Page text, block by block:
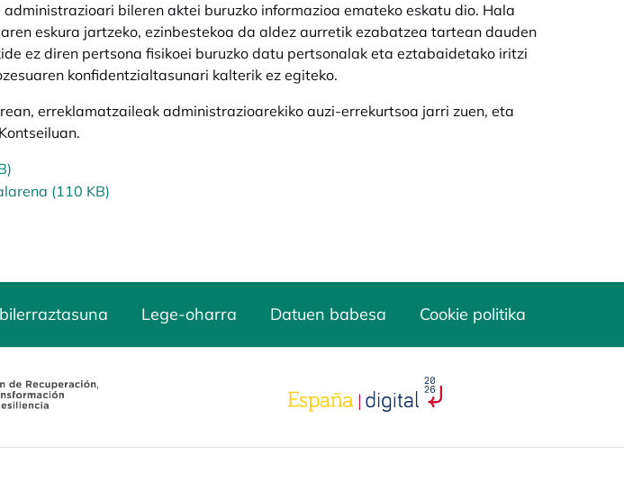
bileren aktei buruzko informazioa emateko eskatu dio. Hala
eskura jartzeko, ezinbestekoa da aldez aurretik ezabatzea tartean dauden
ez diren pertsona fisikoei buruzko datu pertsonalak eta eztabaidetako iritzi
konfidentzialtasunari kalterik ez egiteko.
erreklamatzaileak administrazioarekiko auzi-errekurtsoa jarri zuen, eta
(110 KB)
Lege-oharra Datuen babesa Cookie politika
opens in a new tab opens in a new tab